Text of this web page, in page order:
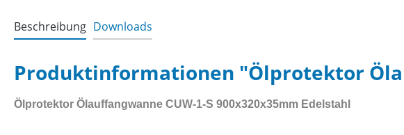
Beschreibung Downloads
Produktinformationen "Ölprotektor
Ölprotektor Ölauffangwanne CUW-1-S 900x320x35mm Edelstahl